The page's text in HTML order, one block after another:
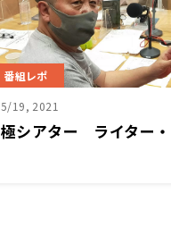
番組レポ
5/19, 2021
極シアター ライター